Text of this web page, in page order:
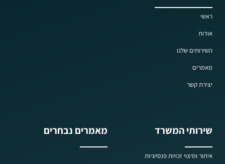
ראשי
אודות
השירותים שלנו
מאמרים
יצירת קשר
שירותי המשרד
איתור ומיצוי זכויות פנסיוניות
מאמרים נבחרים